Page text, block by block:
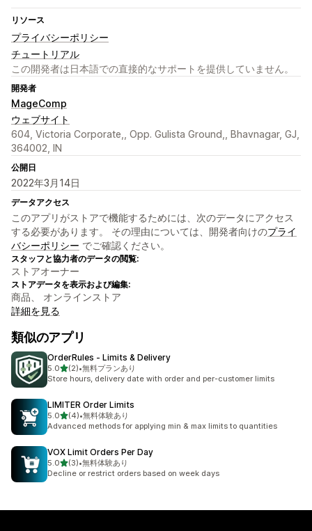
リソース
プライバシーポリシー
チュートリアル
この開発者は日本語での直接的なサポートを提供していません。
開発者
MageComp
ウェブサイト
604, Victoria Corporate,, Opp. Gulista Ground,, Bhavnagar, GJ,
364002, IN
公開日
2022年3月14日
データアクセス
このアプリがストアで機能するためには、次のデータにアクセス
する必要があります。 その理由については、開発者向けのプライ
バシーポリシー でご確認ください。
スタッフと協力者のデータの閲覧:
ストアオーナー
ストアデータを表示および編集:
商品、 オンラインストア
詳細を見る
類似のアプリ
OrderRules ‑ Limits & Delivery
5.05つ星中
(2)
合計レビュー数：2件
•無料プランあり
Store hours, delivery date with order and per-customer limits
LIMITER Order Limits
5.05つ星中
(4)
合計レビュー数：4件
•無料体験あり
Advanced methods for applying min & max limits to quantities
VOX Limit Orders Per Day
5.05つ星中
(3)
合計レビュー数：3件
•無料体験あり
Decline or restrict orders based on week days